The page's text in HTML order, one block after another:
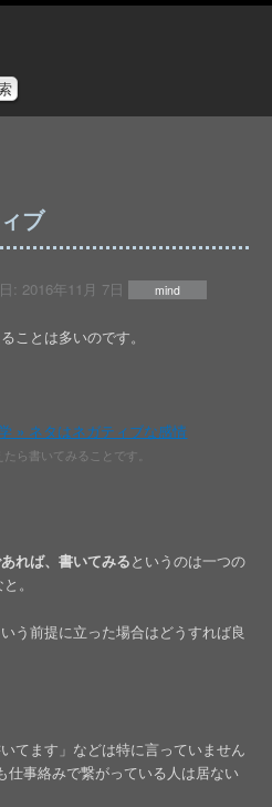
ブ
: 2016年11月 7日 mind
ことは多いのです。
» ネタはネガティブな感情
ら書いてみることです。
れば、書いてみるというのは一つの
。
う前提に立った場合はどうすれば良
てます」などは特に言っていません
仕事絡みで繋がっている人は居ない